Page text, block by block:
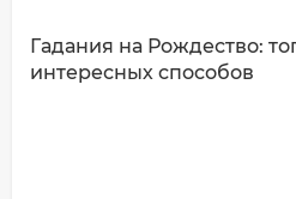
Гадания на Рождество:
интересных способов